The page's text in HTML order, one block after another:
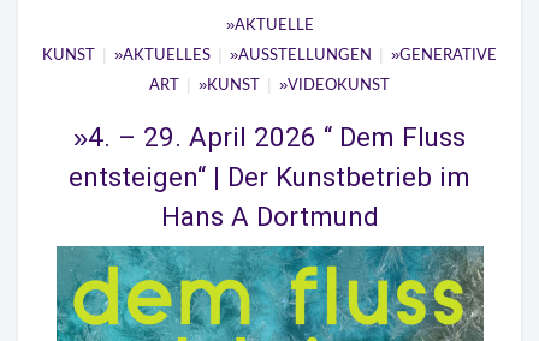
AKTUELLE
KUNST
| AKTUELLES | AUSSTELLUNGEN |
GENERATIVE
ART
| KUNST | VIDEOKUNST
4. – 29. April 2026 “ Dem Fluss
entsteigen“ | Der Kunstbetrieb im
Hans A Dortmund